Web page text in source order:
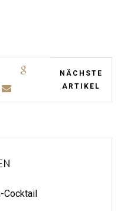
NÄCHSTE
ARTIKEL
Cocktail